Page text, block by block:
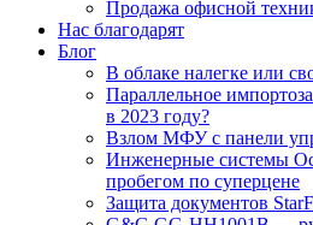
Продажа офисной
Нас благодарят
Блог
В облаке налегке или
Параллельное
в 2023 году?
Взлом МФУ с панели
Инженерные системы
пробегом по суперцене
Защита документов